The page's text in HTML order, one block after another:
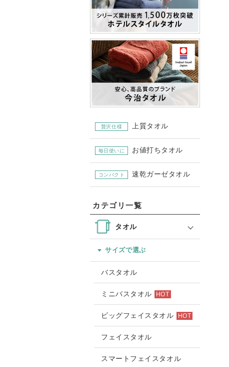
贅沢仕様 上質タオル
毎日使いに お値打ちタオル
コンパクト 速乾ガーゼタオル
カテゴリ一覧
タオル
サイズで選ぶ
バスタオル
ミニバスタオル HOT
ビッグフェイスタオル HOT
フェイスタオル
スマートフェイスタオル